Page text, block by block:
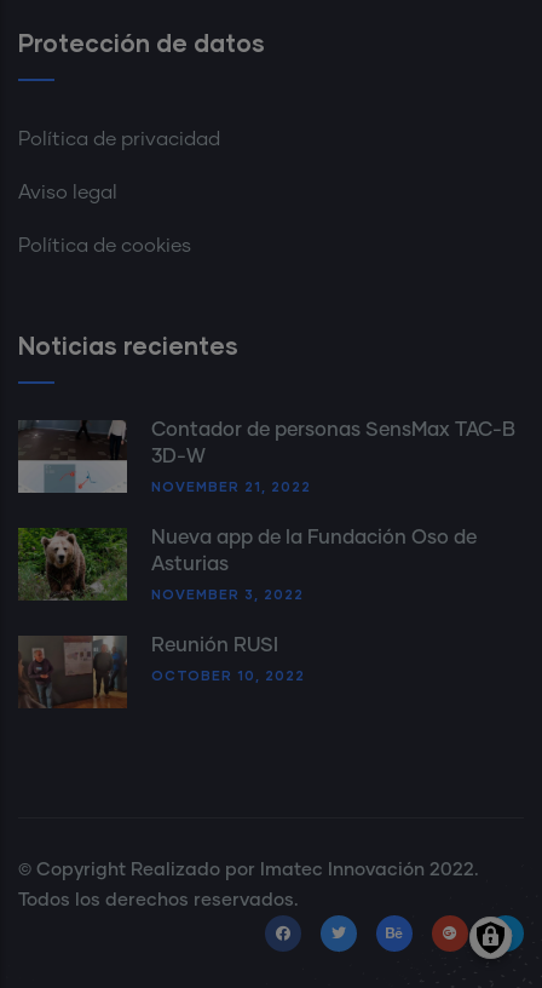
Protección de datos
Política de privacidad
Aviso legal
Política de cookies
Noticias recientes
Contador de personas SensMax TAC-B
3D-W
NOVEMBER 21, 2022
Nueva app de la Fundación Oso de
Asturias
NOVEMBER 3, 2022
Reunión RUSI
OCTOBER 10, 2022
© Copyright Realizado por Imatec Innovación 2022.
Todos los derechos reservados.